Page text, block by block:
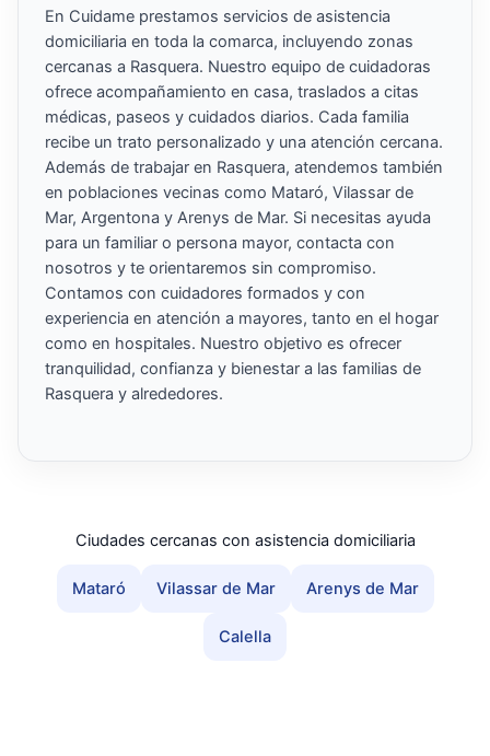
En Cuidame prestamos servicios de asistencia
domiciliaria en toda la comarca, incluyendo zonas
cercanas a Rasquera. Nuestro equipo de cuidadoras
ofrece acompañamiento en casa, traslados a citas
médicas, paseos y cuidados diarios. Cada familia
recibe un trato personalizado y una atención cercana.
Además de trabajar en Rasquera, atendemos también
en poblaciones vecinas como Mataró, Vilassar de
Mar, Argentona y Arenys de Mar. Si necesitas ayuda
para un familiar o persona mayor, contacta con
nosotros y te orientaremos sin compromiso.
Contamos con cuidadores formados y con
experiencia en atención a mayores, tanto en el hogar
como en hospitales. Nuestro objetivo es ofrecer
tranquilidad, confianza y bienestar a las familias de
Rasquera y alrededores.
Ciudades cercanas con asistencia domiciliaria
Mataró Vilassar de Mar Arenys de Mar
Calella